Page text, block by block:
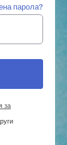
парола?
за